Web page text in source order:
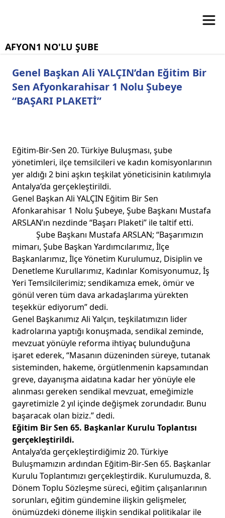
AFYON1 NO'LU ŞUBE
Genel Başkan Ali YALÇIN’dan Eğitim Bir
Sen Afyonkarahisar 1 Nolu Şubeye
“BAŞARI PLAKETİ”
Eğitim-Bir-Sen 20. Türkiye Buluşması, şube
yönetimleri, ilçe temsilcileri ve kadın komisyonlarının
yer aldığı 2 bini aşkın teşkilat yöneticisinin katılımıyla
Antalya’da gerçekleştirildi.
Genel Başkan Ali YALÇIN Eğitim Bir Sen
Afonkarahisar 1 Nolu Şubeye, Şube Başkanı Mustafa
ARSLAN’ın nezdinde “Başarı Plaketi” ile taltif etti.
Şube Başkanı Mustafa ARSLAN; “Başarımızın
mimarı, Şube Başkan Yardımcılarımız, İlçe
Başkanlarımız, İlçe Yönetim Kurulumuz, Disiplin ve
Denetleme Kurullarımız, Kadınlar Komisyonumuz, İş
Yeri Temsilcilerimiz; sendikamıza emek, ömür ve
gönül veren tüm dava arkadaşlarıma yürekten
teşekkür ediyorum” dedi.
Genel Başkanımız Ali Yalçın, teşkilatımızın lider
kadrolarına yaptığı konuşmada, sendikal zeminde,
mevzuat yönüyle reforma ihtiyaç bulunduğuna
işaret ederek, “Masanın düzeninden süreye, tutanak
sisteminden, hakeme, örgütlenmenin kapsamından
greve, dayanışma aidatına kadar her yönüyle ele
alınması gereken sendikal mevzuat, emeğimizle
gayretimizle 2 yıl içinde değişmek zorundadır. Bunu
başaracak olan biziz.” dedi.
Eğitim Bir Sen 65. Başkanlar Kurulu Toplantısı
gerçekleştirildi.
Antalya’da gerçekleştirdiğimiz 20. Türkiye
Buluşmamızın ardından Eğitim-Bir-Sen 65. Başkanlar
Kurulu Toplantımızı gerçekleştirdik. Kurulumuzda, 8.
Dönem Toplu Sözleşme süreci, eğitim çalışanlarının
sorunları, eğitim gündemine ilişkin gelişmeler,
önümüzdeki döneme ilişkin sendikal politikalar ile